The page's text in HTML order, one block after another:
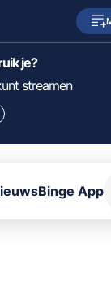
je?
streamen
Binge App